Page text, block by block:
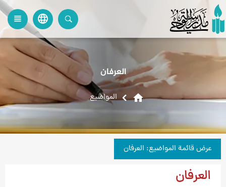
language
view_headline
العرفان
home المواضیع
عرض قائمة المواضيع: العرفان
العرفان